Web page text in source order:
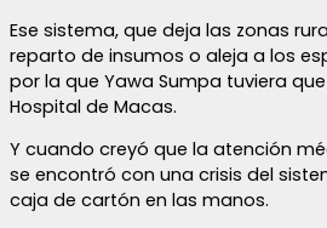
Ese sistema, que deja las zonas
reparto de insumos o aleja a los
por la que Yawa Sumpa tuviera
Hospital de Macas.
Y cuando creyó que la atención
se encontró con una crisis del
caja de cartón en las manos.